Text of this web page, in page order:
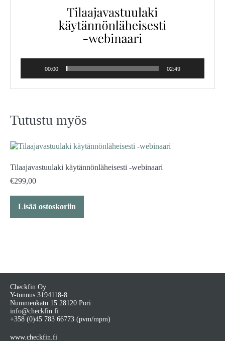
00:00 02:49
Tutustu myös
Tilaajavastuulaki käytännönläheisesti -webinaari
€299,00
Lisää ostoskoriin
Checkfin Oy
Y-tunnus 3194118-8
Nummenkatu 15 28120 Pori
info@checkfin.fi
+358 (0)45 783 66773 (pvm/mpm)
www.checkfin.fi